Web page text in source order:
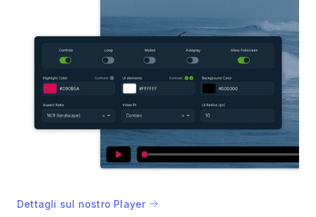
Dettagli sul nostro Player